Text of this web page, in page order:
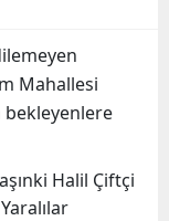
Mahallesi
bekleyenlere
Halil Çiftçi